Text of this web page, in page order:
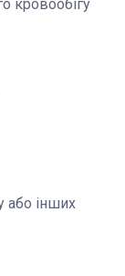
кровообігу
або інших